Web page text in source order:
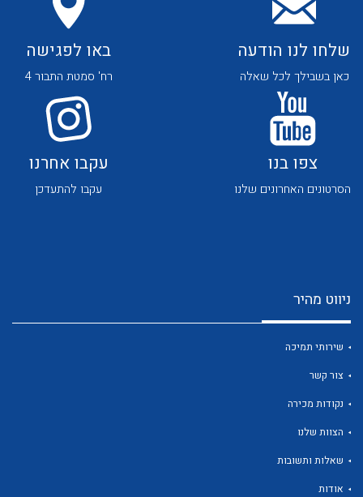
לכל מוצרי היצרן לכל מוצרי היצרן
שלחו לנו הודעה
כאן בשבילך לכל שאלה
באו לפגישה
רח' סמטת התבור 4
צפו בנו
הסרטונים האחרונים שלנו
עקבו אחרנו
עקבו להתעדכן
ניווט מהיר
שירותי תמיכה
צור קשר
נקודות מכירה
הצוות שלנו
שאלות ותשובות
אודות